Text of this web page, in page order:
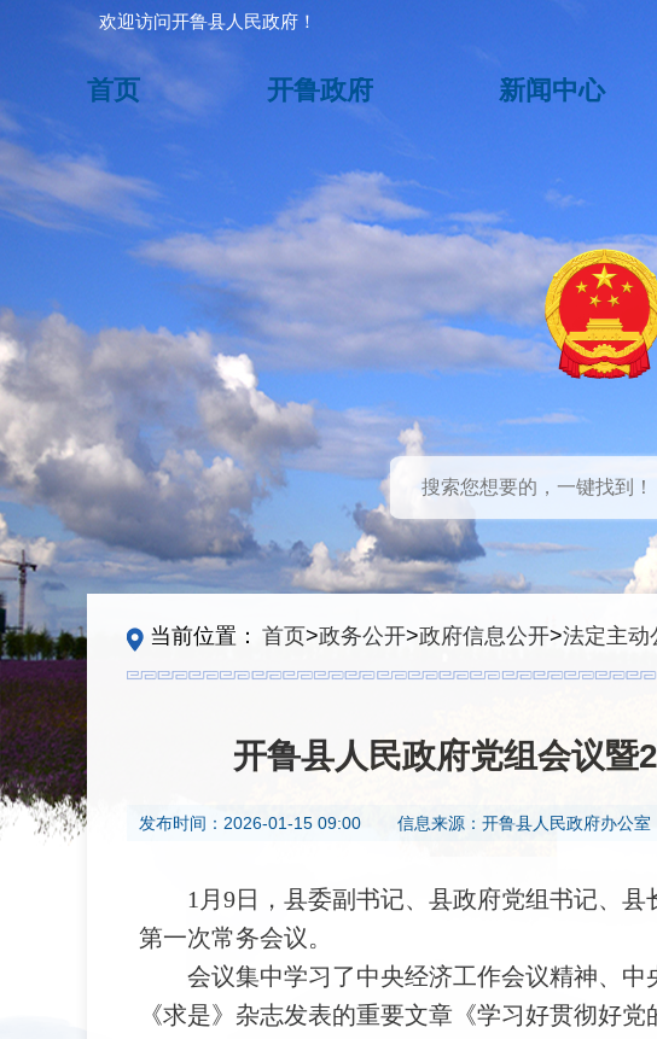
欢迎访问开鲁县人民政府！
首页 开鲁政府 新闻中心
当前位置： 首页>政务公开>政府信息公开>法定主动
开鲁县人民政府党组会议暨
发布时间： 2026-01-15 09:00 信息来源： 开鲁县人民政府办公室
1 月 9日，县委副书记、县政府党组书记、
第一次常务会议。
会议集中学习了中央经济工作会议精神、
《求是》杂志发表的重要文章《学习好贯彻好